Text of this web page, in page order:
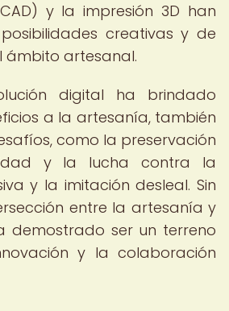
y la impresión 3D han
creativas y de
ámbito artesanal.
digital ha brindado
a la artesanía, también
como la preservación
y la lucha contra la
y la imitación desleal. Sin
entre la artesanía y
demostrado ser un terreno
y la colaboración